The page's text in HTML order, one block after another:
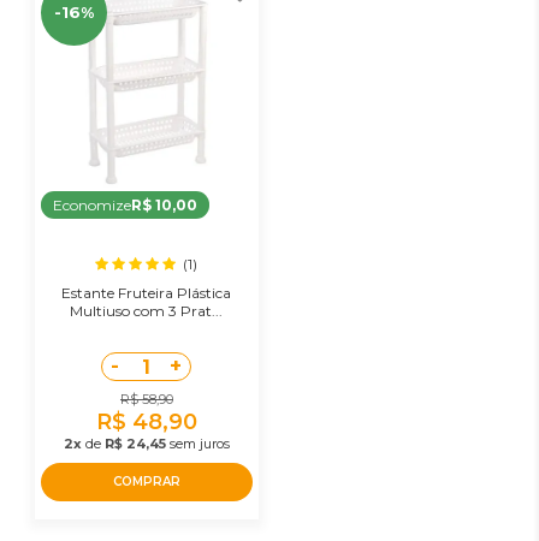
-16%
EconomizeR$ 10,00
(1)
Estante Fruteira Plástica
Multiuso com 3 Prat...
- 1 +
R$ 58,90
R$ 48,90
2xde R$ 24,45sem juros
COMPRAR